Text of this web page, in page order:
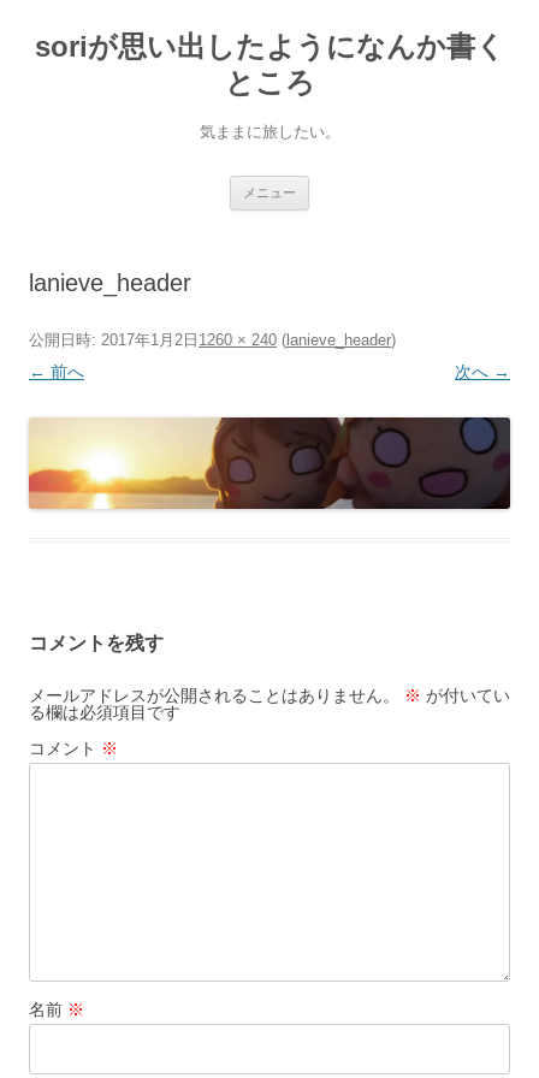
soriが思い出したようになんか書く
ところ
気ままに旅したい。
メニュー
プ
lanieve_header
公開日時: 2017年1月2日 1260 × 240 ( lanieve_header)
← 前へ 次へ →
コメントを残す
メールアドレスが公開されることはありません。 ※ が付いてい
る欄は必須項目です
コメント ※
名前 ※